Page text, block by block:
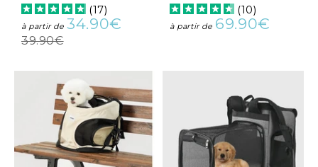
(17)
à partir dePrix
34.90€
39.90€39.90€
(10)
à partir de Prix
69.90€